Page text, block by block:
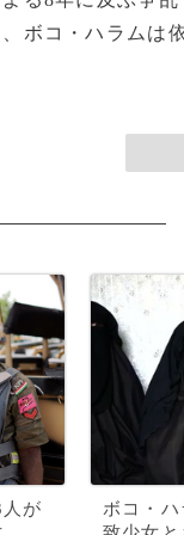
ボコ・ハラムは
が
ボコ・